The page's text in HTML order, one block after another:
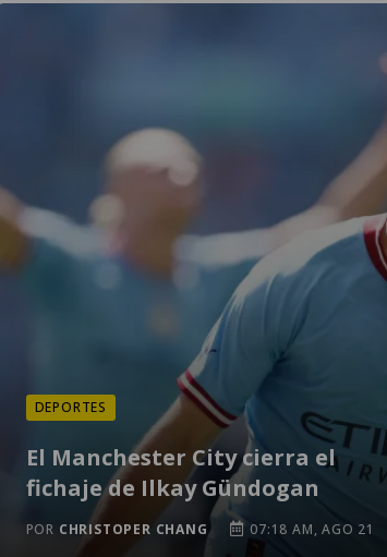
DEPORTES
El Manchester City cierra el
fichaje de Ilkay Gündogan
POR CHRISTOPER CHANG 07:18 AM, AGO 21